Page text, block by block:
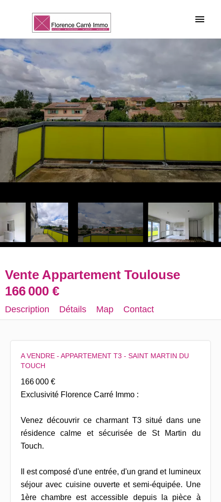
Vente Appartement Toulouse
166 000 €
Description Détails Map Contact
A VENDRE - APPARTEMENT T3 - SAINT MARTIN DU
TOUCH
166 000 €
Exclusivité Florence Carré Immo :
Venez découvrir ce charmant T3 situé dans une
résidence calme et sécurisée de St Martin du
Touch.
Il est composé d'une entrée, d'un grand et lumineux
séjour avec cuisine ouverte et semi-équipée. Une
1ère chambre est accessible depuis la pièce à